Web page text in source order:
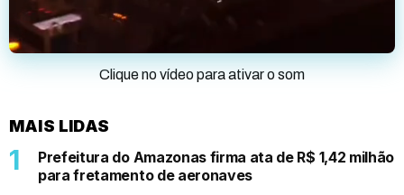
Clique no vídeo para ativar o som
MAIS LIDAS
Prefeitura do Amazonas firma ata de R$ 1,42 milhão
para fretamento de aeronaves